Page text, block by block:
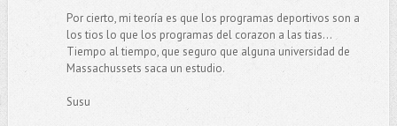
Por cierto, mi teoría es que los programas deportivos son a
los tios lo que los programas del corazon a las tias...
Tiempo al tiempo, que seguro que alguna universidad de
Massachussets saca un estudio.
Susu